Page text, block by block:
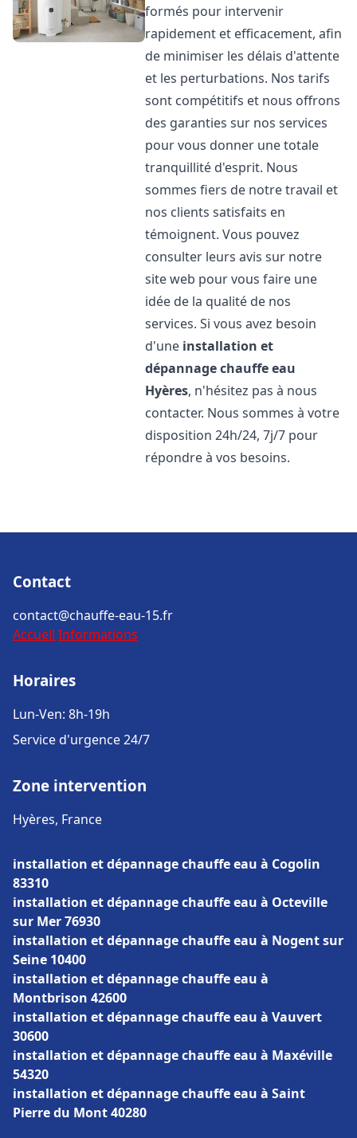
formés pour intervenir
rapidement et efficacement, afin
de minimiser les délais d'attente
et les perturbations. Nos tarifs
sont compétitifs et nous offrons
des garanties sur nos services
pour vous donner une totale
tranquillité d'esprit. Nous
sommes fiers de notre travail et
nos clients satisfaits en
témoignent. Vous pouvez
consulter leurs avis sur notre
site web pour vous faire une
idée de la qualité de nos
services. Si vous avez besoin
d'une installation et
dépannage chauffe eau
Hyères, n'hésitez pas à nous
contacter. Nous sommes à votre
disposition 24h/24, 7j/7 pour
répondre à vos besoins.
Contact
contact@chauffe-eau-15.fr
Accueil Informations
Horaires
Lun-Ven: 8h-19h
Service d'urgence 24/7
Zone intervention
Hyères, France
installation et dépannage chauffe eau à Cogolin
83310
installation et dépannage chauffe eau à Octeville
sur Mer 76930
installation et dépannage chauffe eau à Nogent sur
Seine 10400
installation et dépannage chauffe eau à
Montbrison 42600
installation et dépannage chauffe eau à Vauvert
30600
installation et dépannage chauffe eau à Maxéville
54320
installation et dépannage chauffe eau à Saint
Pierre du Mont 40280